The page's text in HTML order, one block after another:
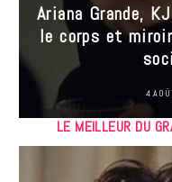
Ariana Grande,
le corps et
4
LE MEILLEUR DU